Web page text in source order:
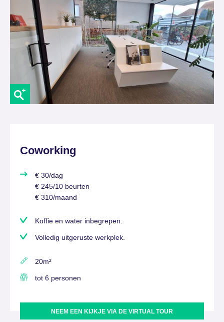
Coworking
€ 30/dag
€ 245/10 beurten
€ 310/maand
Koffie en water inbegrepen.
Volledig uitgeruste werkplek.
20m²
tot 6 personen
NEEM EEN KIJKJE VIA DE VIRTUAL TOUR